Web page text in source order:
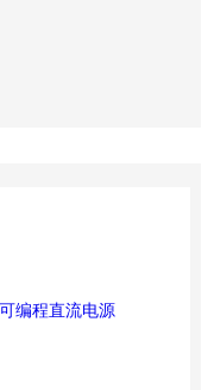
1500V,适应各种测试
空间内提供*功率输